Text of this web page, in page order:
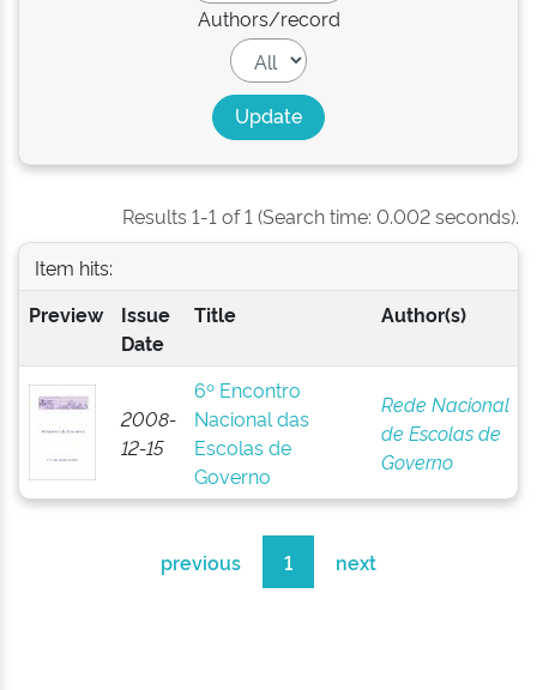
Authors/record
Results 1-1 of 1 (Search time: 0.002 seconds).
Item hits:
Preview
Issue
Date
Title Author(s)
2008-
12-15
6º Encontro
Nacional das
Escolas de
Governo
Rede Nacional
de Escolas de
Governo
previous 1 next